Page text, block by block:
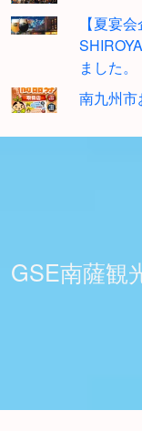
【夏宴
ました。
南九州
GSE南薩観